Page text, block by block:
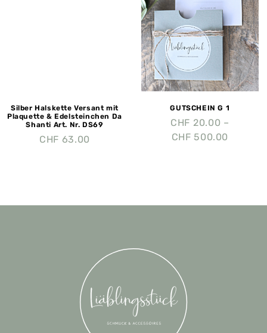
Silber Halskette Versant mit
Plaquette & Edelsteinchen Da
Shanti Art. Nr. DS69
CHF 63.00
GUTSCHEIN G 1
CHF 20.00 –
CHF 500.00